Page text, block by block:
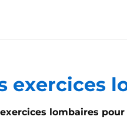
exercices
lombaires